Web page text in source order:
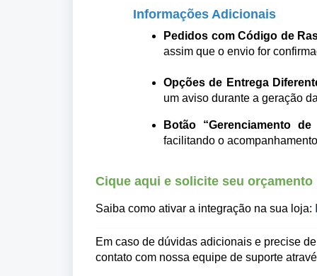
Informações Adicionais
Pedidos com Código de
assim que o envio for
Opções de Entrega
um aviso durante a geração
Botão “Gerenciamento de
facilitando o
Cique aqui e solicite seu
Saiba como ativar a integração na sua loja:
Em caso de dúvidas adicionais e precise
contato com nossa equipe de suporte